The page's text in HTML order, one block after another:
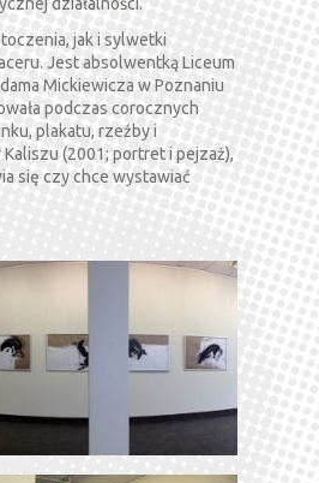
jak i sylwetki
Jest absolwentką Liceum
Mickiewicza w Poznaniu
podczas corocznych
plakatu, rzeźby i
(2001; portret i pejzaż),
się czy chce wystawiać